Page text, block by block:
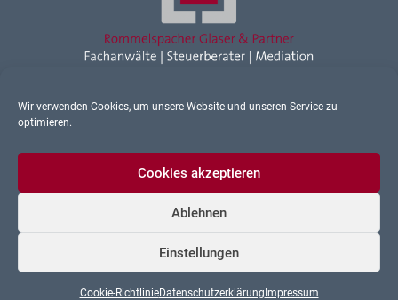
Wir verwenden Cookies, um unsere Website und unseren Service zu
optimieren.
Cookies akzeptieren
Ablehnen
Einstellungen
Cookie-RichtlinieDatenschutzerklärung Impressum
Rechtsanwalt Ravensburg
Sonstiges
Impressum